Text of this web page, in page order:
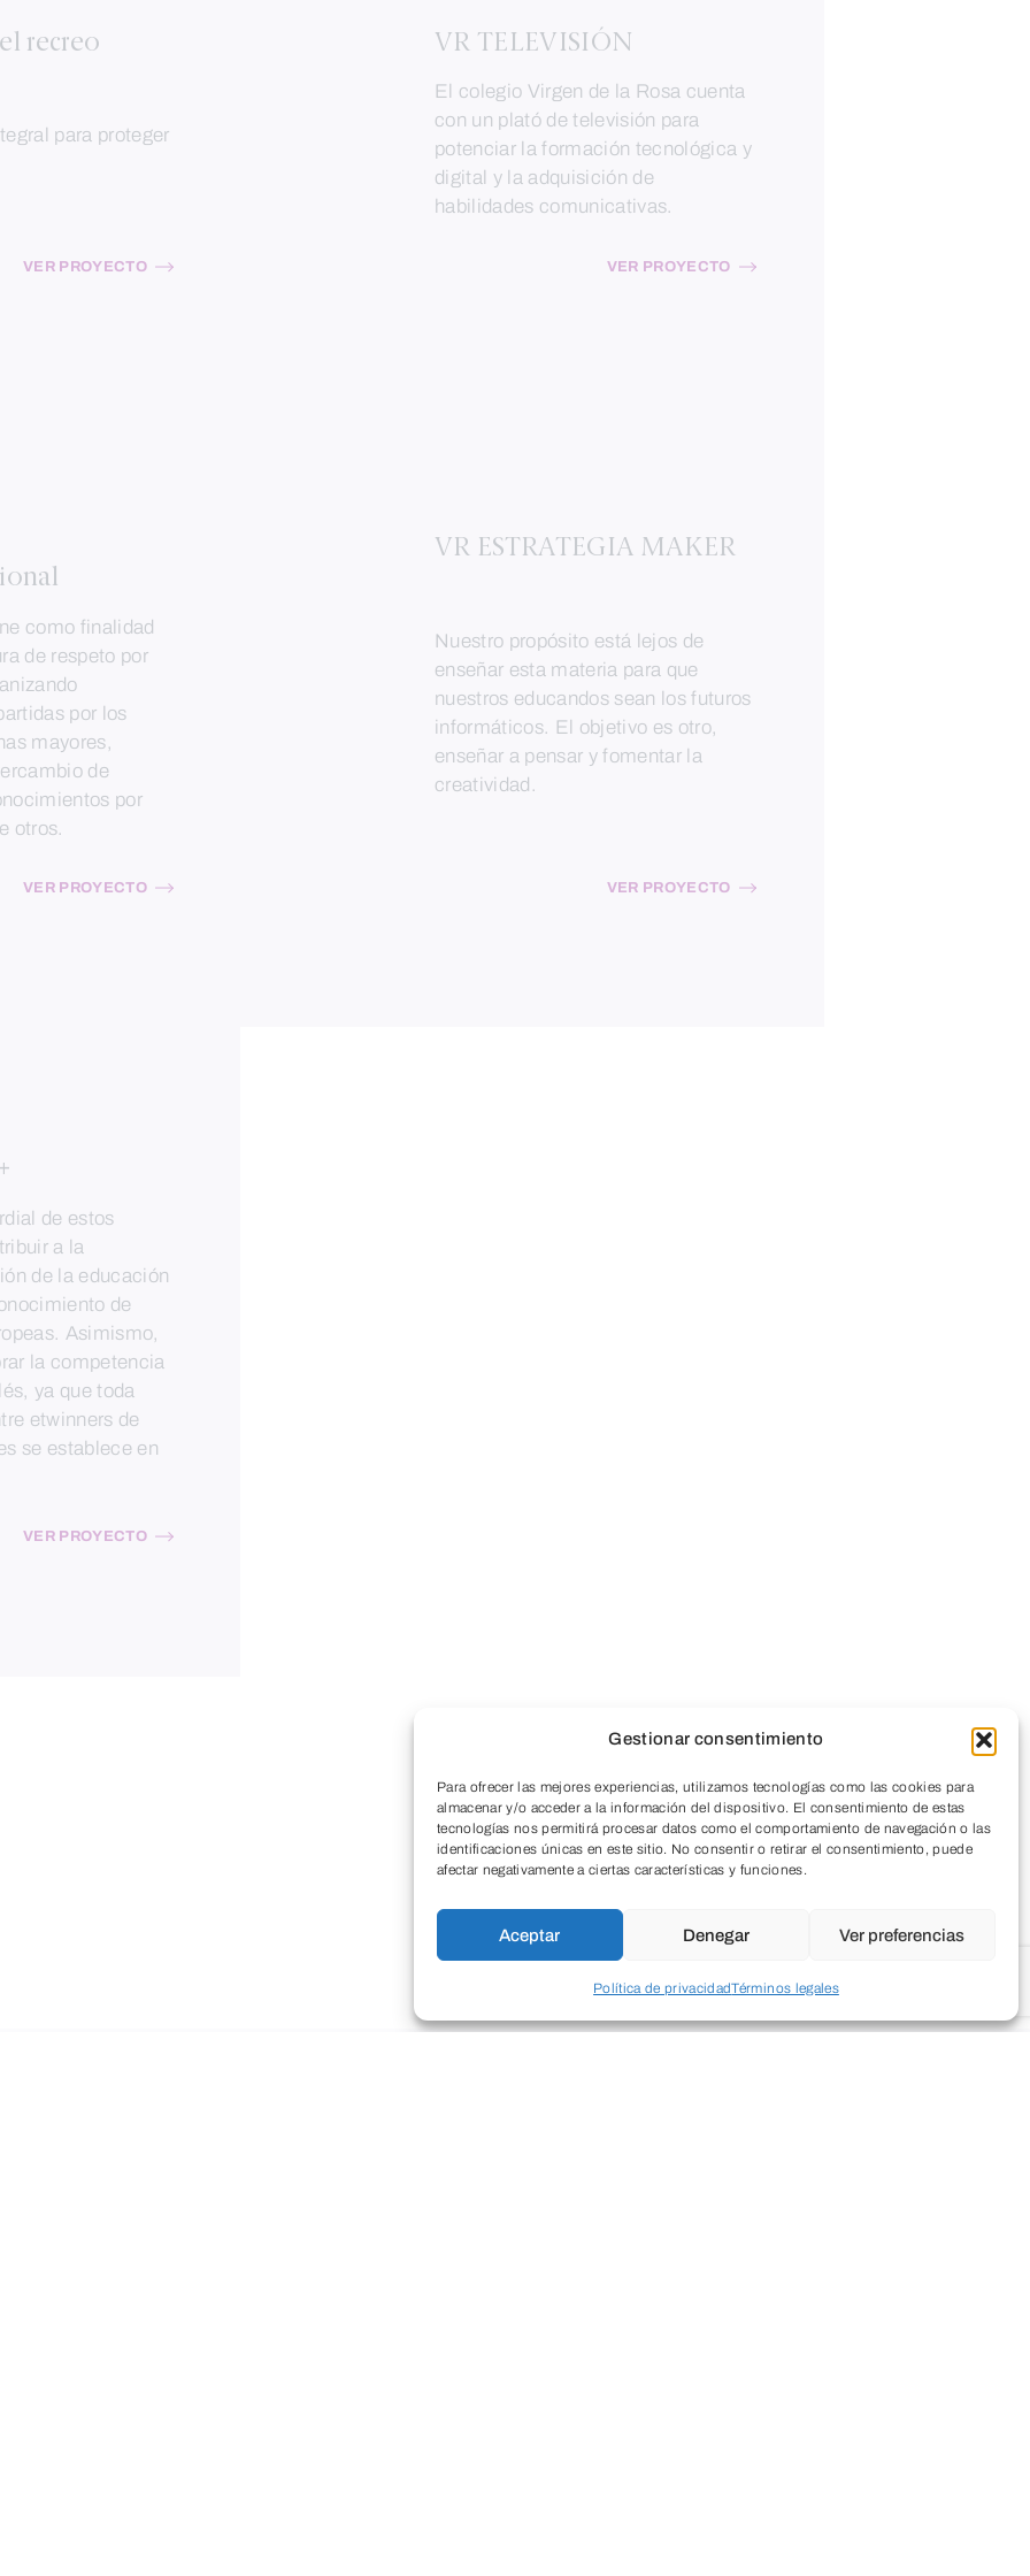
Gestionar consentimiento
Para ofrecer las mejores experiencias, utilizamos tecnologías como las cookies para
almacenar y/o acceder a la información del dispositivo. El consentimiento de estas
tecnologías nos permitirá procesar datos como el comportamiento de navegación o las
identificaciones únicas en este sitio. No consentir o retirar el consentimiento, puede
afectar negativamente a ciertas características y funciones.
Aceptar Denegar Ver preferencias
Política de privacidadTérminos legales
recreo
para proteger
VER PROYECTO
VR TELEVISIÓN
El colegio Virgen de la Rosa cuenta
con un plató de televisión para
potenciar la formación tecnológica y
digital y la adquisición de
habilidades comunicativas.
VER PROYECTO
como finalidad
de respeto por
por los
mayores,
de
por
otros.
VER PROYECTO
VR ESTRATEGIA MAKER
Nuestro propósito está lejos de
enseñar esta materia para que
nuestros educandos sean los futuros
informáticos. El objetivo es otro,
enseñar a pensar y fomentar la
creatividad.
VER PROYECTO
de estos
a la
de la educación
de
Asimismo,
la competencia
ya que toda
etwinners de
se establece en
VER PROYECTO